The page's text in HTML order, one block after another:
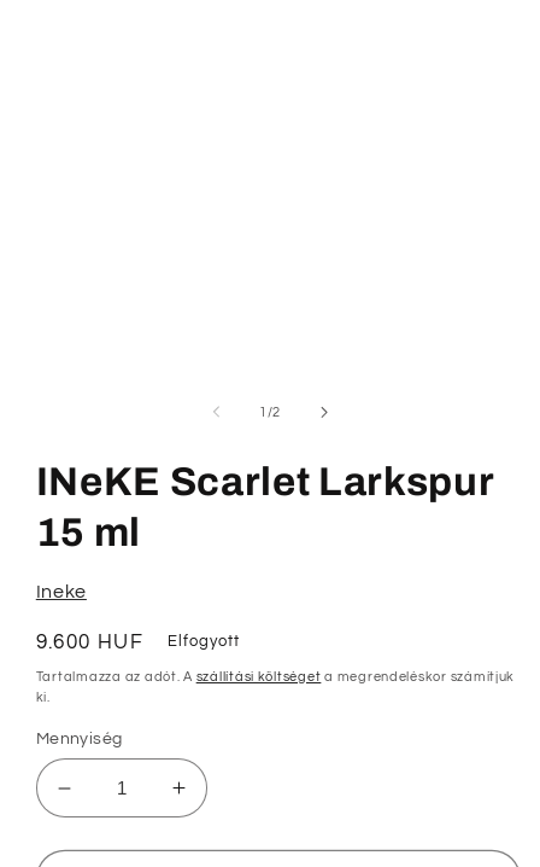
1 //2
INeKE Scarlet Larkspur
15 ml
Ineke
Normál
ár
9.600 HUF Elfogyott
Tartalmazza az adót. A szállítási költséget a megrendeléskor számítjuk
ki.
Mennyiség
INeKE
Scarlet
Larkspur
INeKE
Scarlet
Larkspur